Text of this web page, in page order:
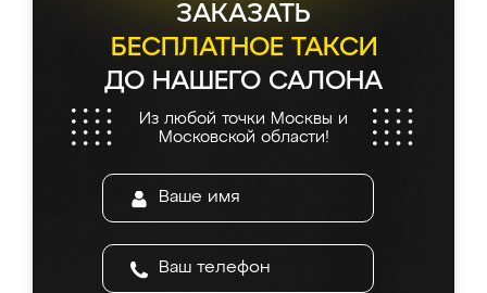
ЗАКАЗАТЬ
БЕСПЛАТНОЕ ТАКСИ
ДО НАШЕГО САЛОНА
Из любой точки Москвы и
Московской области!